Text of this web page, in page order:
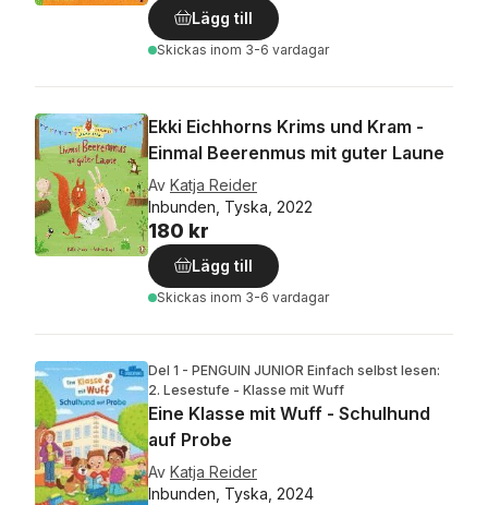
Lägg till
Skickas inom 3-6 vardagar
Ekki Eichhorns Krims und Kram -
Einmal Beerenmus mit guter Laune
Av Katja Reider
Inbunden, Tyska, 2022
180 kr
Lägg till
Skickas inom 3-6 vardagar
Del 1 - PENGUIN JUNIOR Einfach selbst lesen:
2. Lesestufe - Klasse mit Wuff
Eine Klasse mit Wuff - Schulhund
auf Probe
Av Katja Reider
Inbunden, Tyska, 2024